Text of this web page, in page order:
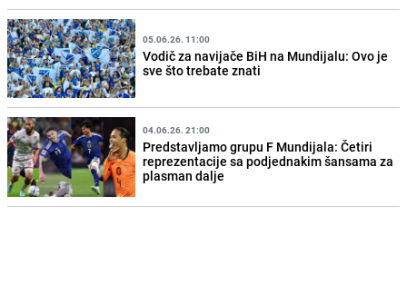
05.06.26. 11:00
Vodič za navijače BiH na Mundijalu: Ovo je
sve što trebate znati
04.06.26. 21:00
Predstavljamo grupu F Mundijala: Četiri
reprezentacije sa podjednakim šansama za
plasman dalje